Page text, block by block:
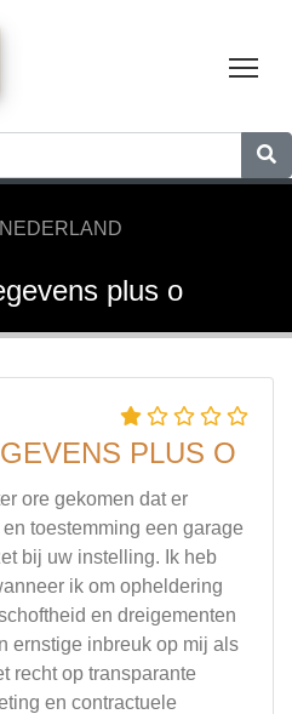
plus o
PLUS O
ore gekomen dat er
toestemming een garage
bij uw instelling. Ik heb
ik om opheldering
en dreigementen
ernstige inbreuk op mij als
recht op transparante
en contractuele